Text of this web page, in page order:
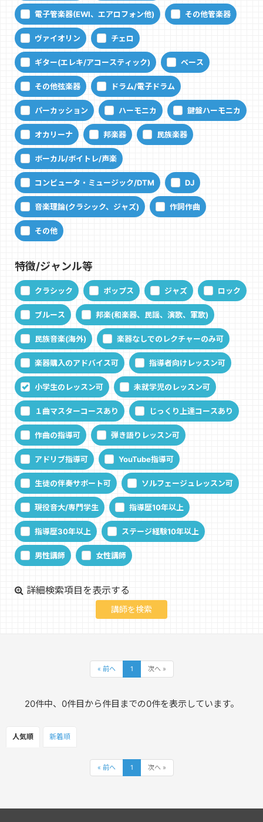
電子管楽器(EWI、エアロフォン他) その他管楽器
ヴァイオリン チェロ
ギター(エレキ/アコースティック) ベース
その他弦楽器 ドラム/電子ドラム
パーカッション ハーモニカ 鍵盤ハーモニカ
オカリーナ 邦楽器 民族楽器
ボーカル/ボイトレ/声楽
コンピュータ・ミュージック/DTM DJ
音楽理論(クラシック、ジャズ) 作詞作曲
その他
特徴/ジャンル等
クラシック ポップス ジャズ ロック
ブルース 邦楽(和楽器、民謡、演歌、軍歌)
民族音楽(海外) 楽器なしでのレクチャーのみ可
楽器購入のアドバイス可 指導者向けレッスン可
小学生のレッスン可 未就学児のレッスン可
１曲マスターコースあり じっくり上達コースあり
作曲の指導可 弾き語りレッスン可
アドリブ指導可 YouTube指導可
生徒の伴奏サポート可 ソルフェージュレッスン可
現役音大/専門学生 指導歴10年以上
指導歴30年以上 ステージ経験10年以上
男性講師 女性講師
詳細検索項目を表示する
« 前へ 1 次へ »
20件中、0件目から件目までの0件を表示しています。
人気順 新着順
« 前へ 1 次へ »